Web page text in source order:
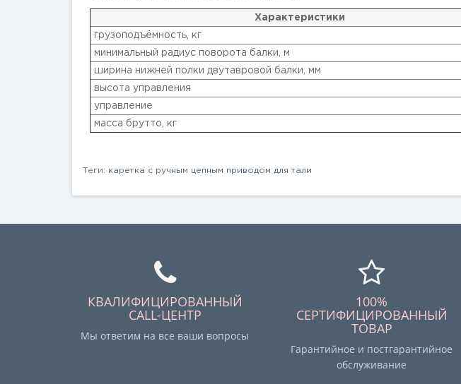
Характеристики
грузоподъёмность, кг
минимальный радиус поворота балки, м
ширина нижней полки двутавровой балки, мм
высота управления
управление
масса брутто, кг
Теги: каретка с ручным цепным приводом для тали
КВАЛИФИЦИРОВАННЫЙ
CALL-ЦЕНТР
Мы ответим на все ваши вопросы
100%
СЕРТИФИЦИРОВАННЫЙ
ТОВАР
Гарантийное и постгарантийное
обслуживание